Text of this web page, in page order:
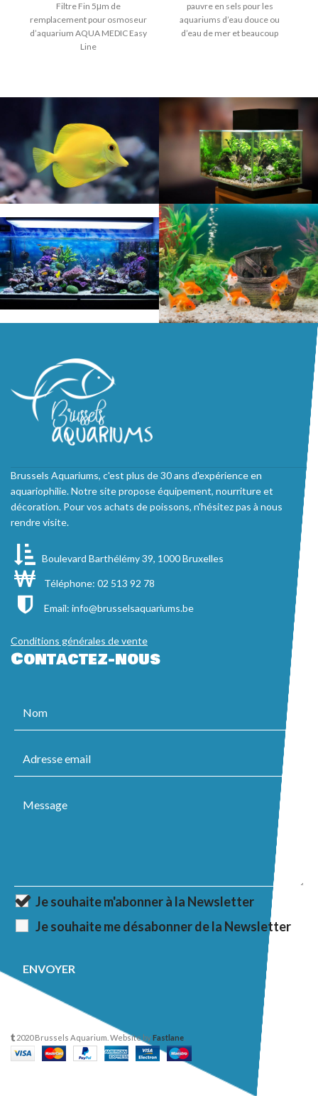
Filtre Fin 5μm de
remplacement pour osmoseur
d’aquarium AQUA MEDIC Easy
Line
pauvre en sels pour les
aquariums d’eau douce ou
d’eau de mer et beaucoup
Brussels Aquariums, c'est plus de 30 ans d'expérience en
aquariophilie. Notre site propose équipement, nourriture et
décoration. Pour vos achats de poissons, n'hésitez pas à nous
rendre visite.
Boulevard Barthélémy 39, 1000 Bruxelles
Téléphone: 02 513 92 78
Email: info@brusselsaquariums.be
Conditions générales de vente
Contactez-nous
Je souhaite m'abonner à la Newsletter
Je souhaite me désabonner de la Newsletter
2020 Brussels Aquarium. Website byFastlane